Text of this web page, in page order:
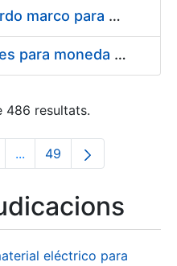
Contratación de acuerdo marco para el Suministro de Material de Electricidad para la Fábrica Nacional de Moneda y Timbre-Real Casa de la Moneda en su centro de trabajo de Burgos
Suministro de estuches para moneda de 30 €
486 resultats.
...Pàgines intermèdies
Pàgina
49
eléctrico para